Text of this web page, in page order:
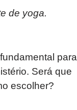
de yoga.
para
Será que
escolher?